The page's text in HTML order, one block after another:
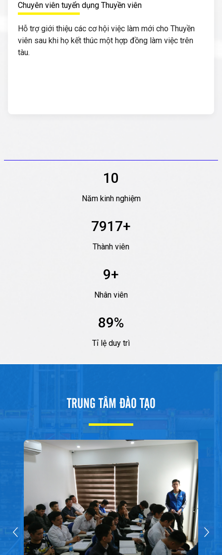
Chuyên viên tuyển dụng Thuyền viên
Hỗ trợ giới thiệu các cơ hội việc làm mới cho Thuyền
viên sau khi họ kết thúc một hợp đồng làm việc trên
tàu.
11
Năm kinh nghiệm
8000+
Thành viên
10+
Nhân viên
98%
Tỉ lệ duy trì
TRUNG TÂM ĐÀO TẠO